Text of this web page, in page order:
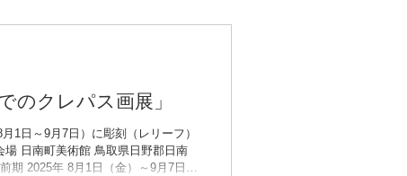
のクレパス画展」
1日～9月7日）に彫刻（レリーフ）
日南町美術館 鳥取県日野郡日南